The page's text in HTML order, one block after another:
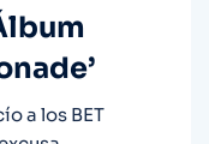
a los BET